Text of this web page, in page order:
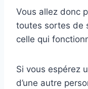
Vous allez donc
toutes sortes de
celle qui
Si vous espérez
d’une autre